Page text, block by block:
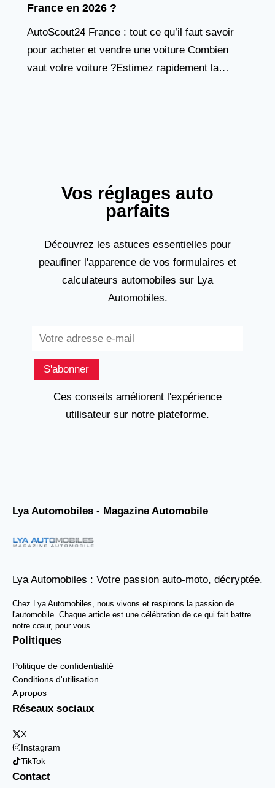
France en 2026 ?
AutoScout24 France : tout ce qu’il faut savoir
pour acheter et vendre une voiture Combien
vaut votre voiture ?Estimez rapidement la
Vos réglages auto
parfaits
Découvrez les astuces essentielles pour
peaufiner l'apparence de vos formulaires et
calculateurs automobiles sur Lya
Automobiles.
S'abonner
Ces conseils améliorent l'expérience
utilisateur sur notre plateforme.
Lya Automobiles - Magazine Automobile
Lya Automobiles : Votre passion auto-moto, décryptée.
Chez Lya Automobiles, nous vivons et respirons la passion de
l'automobile. Chaque article est une célébration de ce qui fait battre
notre cœur, pour vous.
Politiques
Politique de confidentialité
Conditions d'utilisation
A propos
Réseaux sociaux
X
Instagram
TikTok
Contact